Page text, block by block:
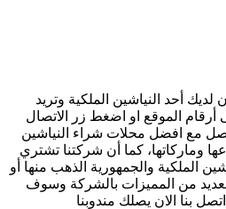
أحد النياشين الملكية وتريد
أرقام الموقع او اضغط زر الاتصال
مع افضل محلات شراء النياشين
وماركاتها، كما أن شركتنا تشتري
الملكية والجمهورية الذهب منها أو
من المميزات بالشركة وسوف
بنا الان يصلك مندوبنا